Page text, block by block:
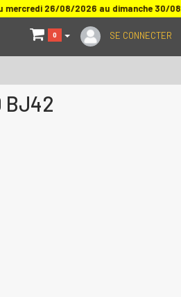
26/08/2026 au dimanche
SE CONNECTER
0
BJ42